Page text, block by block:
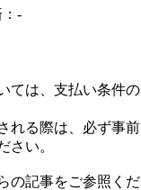
-
ては、支払い条件
れる際は、必ず事
さい。
の記事をご参照くだ